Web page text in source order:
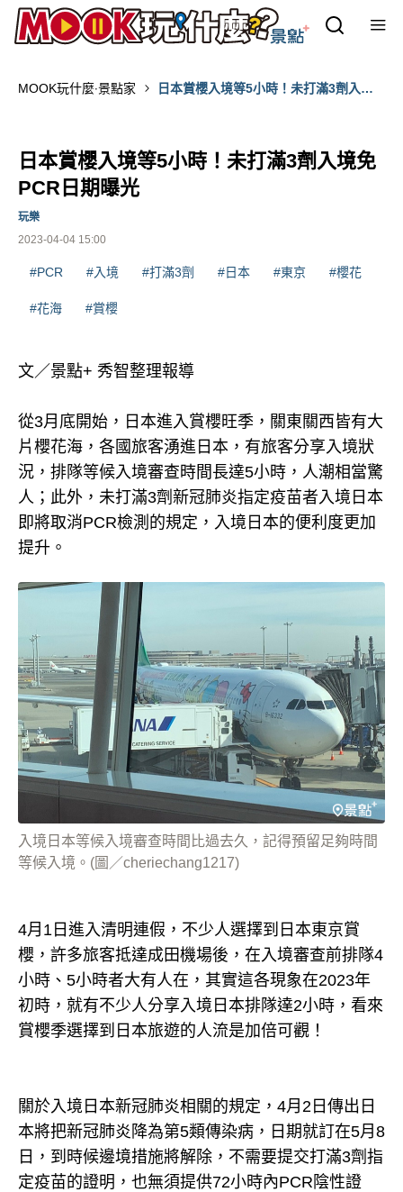
MOOK玩什麼‧景點家
日本賞櫻入境等5小時！未打滿3劑入境
日本賞櫻入境等5小時！未打滿3劑入境免
PCR日期曝光
2023-04-04 15:00
玩樂
#PCR #入境 #打滿3劑 #日本 #東京 #櫻花
#花海 #賞櫻
文／景點+ 秀智整理報導
從3月底開始，日本進入賞櫻旺季，關東關西皆有大
片櫻花海，各國旅客湧進日本，有旅客分享入境狀
況，排隊等候入境審查時間長達5小時，人潮相當驚
人；此外，未打滿3劑新冠肺炎指定疫苗者入境日本
即將取消PCR檢測的規定，入境日本的便利度更加
提升。
入境日本等候入境審查時間比過去久，記得預留足夠時間
等候入境。(圖／cheriechang1217)
4月1日進入清明連假，不少人選擇到日本東京賞
櫻，許多旅客抵達成田機場後，在入境審查前排隊4
小時、5小時者大有人在，其實這各現象在2023年
初時，就有不少人分享入境日本排隊達2小時，看來
賞櫻季選擇到日本旅遊的人流是加倍可觀！
關於入境日本新冠肺炎相關的規定，4月2日傳出日
本將把新冠肺炎降為第5類傳染病，日期就訂在5月8
日，到時候邊境措施將解除，不需要提交打滿3劑指
定疫苗的證明，也無須提供72小時內PCR陰性證